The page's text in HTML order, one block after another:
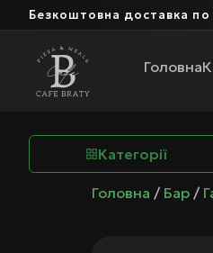
доставка по м.
Головна
Категорії
Головна / Бар /